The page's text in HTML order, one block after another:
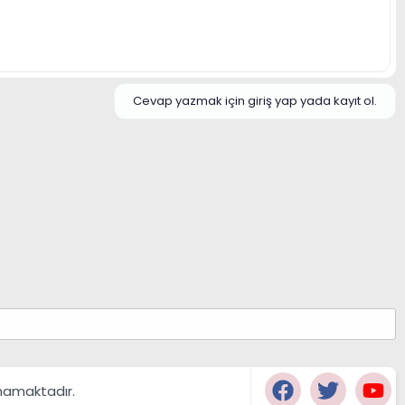
Cevap yazmak için giriş yap yada kayıt ol.